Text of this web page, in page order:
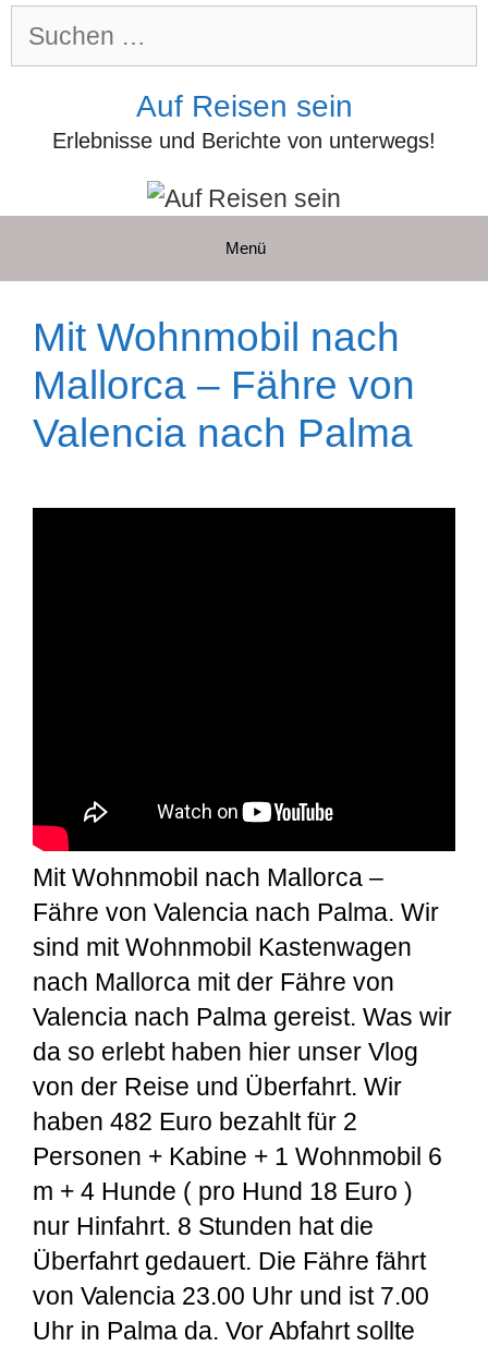
Zum
Inhalt
Suchen
Auf Reisen sein
Erlebnisse und Berichte von unterwegs!
Menü
Mit Wohnmobil nach
Mallorca – Fähre von
Valencia nach Palma
Mit Wohnmobil nach Mallorca –
Fähre von Valencia nach Palma. Wir
sind mit Wohnmobil Kastenwagen
nach Mallorca mit der Fähre von
Valencia nach Palma gereist. Was wir
da so erlebt haben hier unser Vlog
von der Reise und Überfahrt. Wir
haben 482 Euro bezahlt für 2
Personen + Kabine + 1 Wohnmobil 6
m + 4 Hunde ( pro Hund 18 Euro )
nur Hinfahrt. 8 Stunden hat die
Überfahrt gedauert. Die Fähre fährt
von Valencia 23.00 Uhr und ist 7.00
Uhr in Palma da. Vor Abfahrt sollte